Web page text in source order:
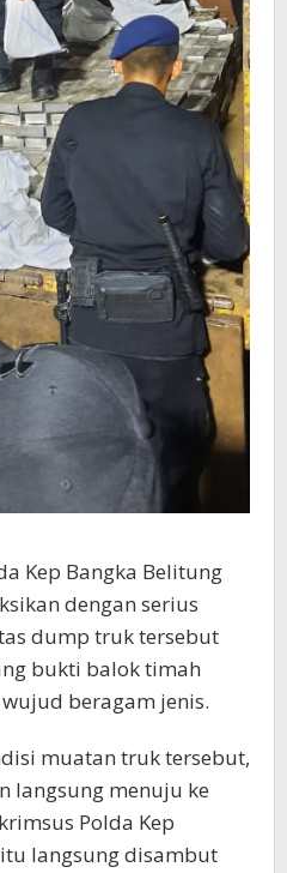
Kep Bangka Belitung
dengan serius
dump truk tersebut
bukti balok timah
beragam jenis.
muatan truk tersebut,
langsung menuju ke
Polda Kep
langsung disambut